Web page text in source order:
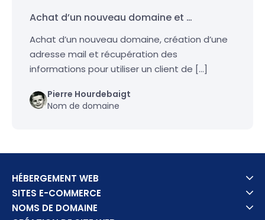
Achat d’un nouveau domaine et …
Achat d’un nouveau domaine, création d’une
adresse mail et récupération des
informations pour utiliser un client de […]
Pierre Hourdebaigt
Nom de domaine
HÉBERGEMENT WEB
SITES E-COMMERCE
NOMS DE DOMAINE